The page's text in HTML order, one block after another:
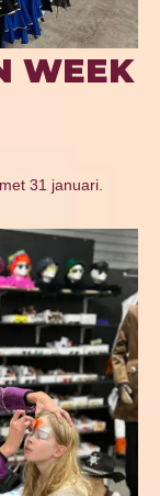
WEEK
31 januari.